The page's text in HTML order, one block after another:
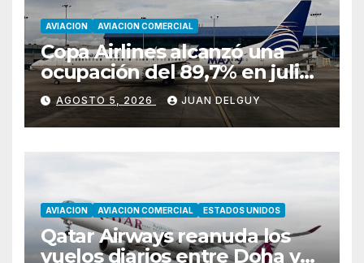
AVIACION AVIACION COMERCIAL
Copa Airlines alcanzó una
ocupación del 89,7% en julio
tras aumentar un 17,4% su
tráfico de pasajeros
AGOSTO 5, 2026 JUAN DELGUY
AVIACION AVIACION COMERCIAL ESTADOS UNIDOS
Qatar Airways reanuda los
vuelos diarios entre Doha y